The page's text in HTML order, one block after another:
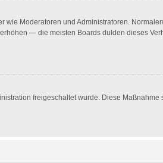
Moderatoren und Administratoren.
— die meisten Boards dulden dieses
freigeschaltet wurde. Diese